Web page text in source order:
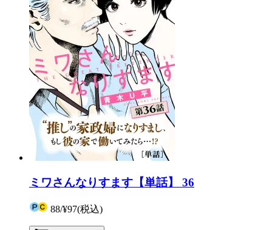
ミワさんなりすます【単話】 36
88/¥97(税込)